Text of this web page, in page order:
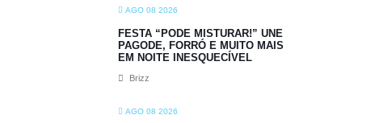
AGO 08 2026
FESTA “PODE MISTURAR!” UNE
PAGODE, FORRÓ E MUITO MAIS
EM NOITE INESQUECÍVEL
Brizz
AGO 08 2026